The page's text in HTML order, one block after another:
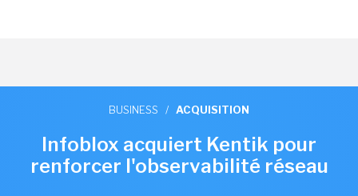
BUSINESS / ACQUISITION
Infoblox acquiert Kentik pour
renforcer l'observabilité réseau